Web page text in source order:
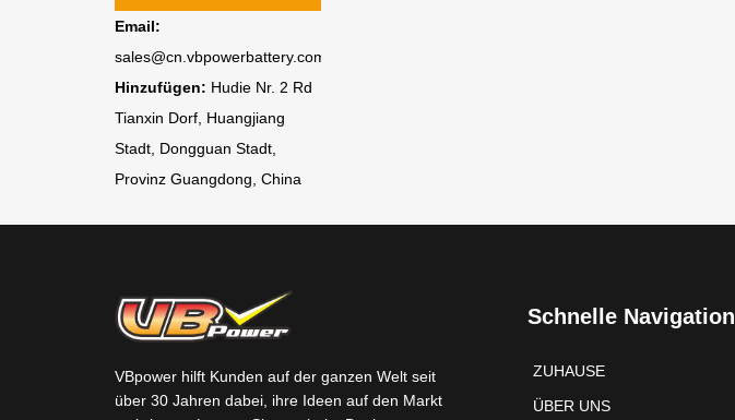
Email:
sales@cn.vbpowerbattery.com
Hinzufügen: Hudie Nr. 2 Rd
Tianxin Dorf, Huangjiang
Stadt, Dongguan Stadt,
Provinz Guangdong, China
VBpower hilft Kunden auf der ganzen Welt seit
über 30 Jahren dabei, ihre Ideen auf den Markt
Schnelle Navigation
ZUHAUSE
ÜBER UNS